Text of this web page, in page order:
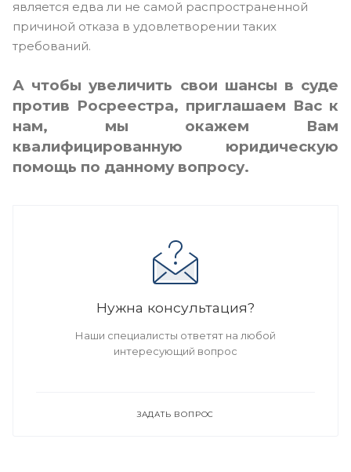
является едва ли не самой распространенной
причиной отказа в удовлетворении таких
требований.
А чтобы увеличить свои шансы в суде
против Росреестра, приглашаем Вас к
нам, мы окажем Вам
квалифицированную юридическую
помощь по данному вопросу.
Нужна консультация?
Наши специалисты ответят на любой
интересующий вопрос
ЗАДАТЬ ВОПРОС